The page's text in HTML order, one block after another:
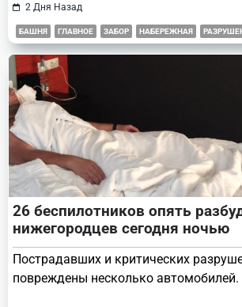
2 Дня Назад
БАШНЯ ГЛАВНОЕ ЗАБОР НАБЕРЕЖНАЯ
26 беспилотников опять
нижегородцев сегодня ночью
Пострадавших и критических
повреждены несколько автомобилей.